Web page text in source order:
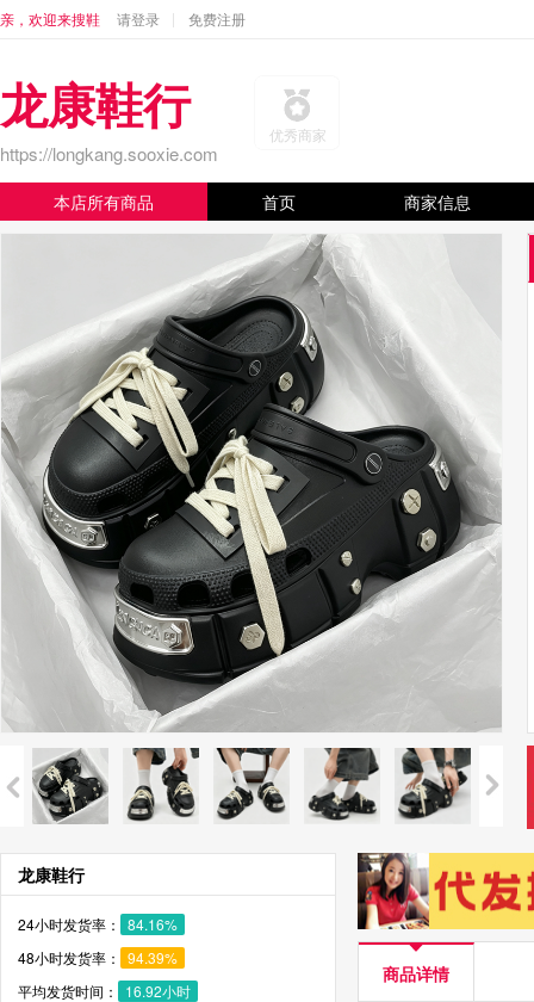
亲，欢迎来搜鞋 请登录 免费注册
龙康鞋行
https://longkang.sooxie.com
优秀商家
本店所有商品 首页 商家信息
龙康鞋行
24小时发货率：
84.16%
48小时发货率：
94.39%
平均发货时间：
16.92小时
商品详情